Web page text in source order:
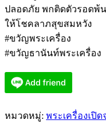
ปลอดภัย พกติดตัวรอดพ้
ให้โชคลาภสุขสมหวัง
#ขวัญพระเครื่อง
#ขวัญธานันท์พระเครื่อง
หมวดหมู่: พระเครื่องเปิด